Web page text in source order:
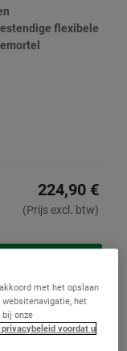
flexibele
224,90 €
(Prijs excl. btw)
met het opslaan
websitenavigatie, het
onze
voordat u